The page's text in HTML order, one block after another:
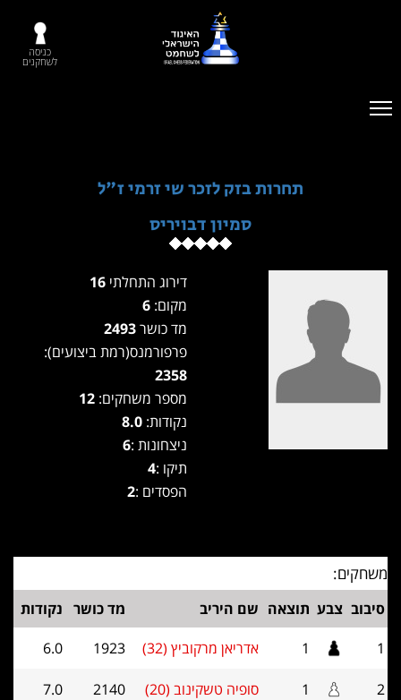
כניסה
לשחקנים
תחרות בזק לזכר שי זרמי ז"ל
סמיון דבויריס
דירוג התחלתי
מקום:
מד כושר
פרפורמנס(רמת ביצועים):
2358
מספר משחקים:
נקודות: 8.0
ניצחונות :6
תיקו :4
הפסדים :2
משחקים:
סיבוב צבע תוצאה שם היריב מד כושר נקודות
1
1 אדריאן מרקוביץ (32) 1923
6.0
2
1 סופיה טשקינוב (20) 2140
7.0